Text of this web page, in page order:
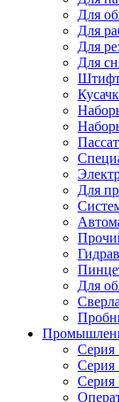
Для
Для
Для
Для
Для
Для
Сверла
Серия
Серия
Серия